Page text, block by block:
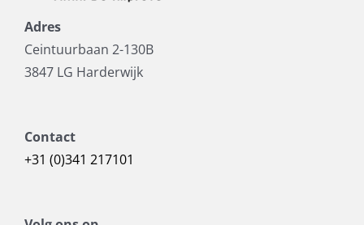
Adres
Ceintuurbaan 2-130B
3847 LG Harderwijk
Contact
+31 (0)341 217101